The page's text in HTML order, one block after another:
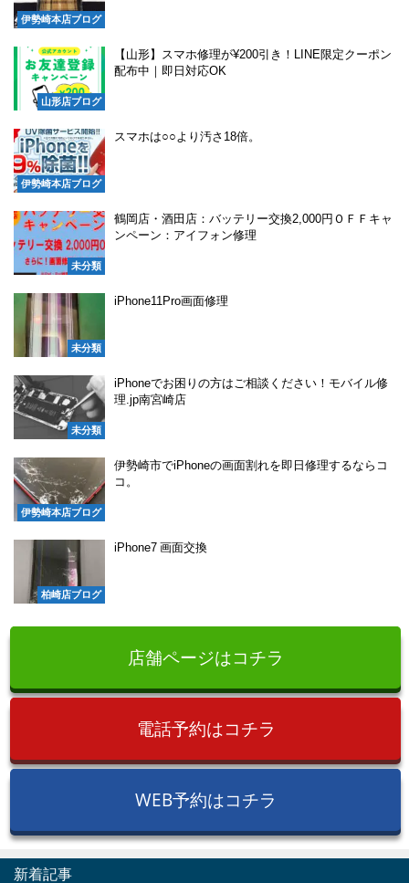
伊勢崎本店ブログ
山形店ブログ
【山形】スマホ修理が¥200引き！LINE限定クーポン
配布中｜即日対応OK
伊勢崎本店ブログ
スマホは○○より汚さ18倍。
未分類
鶴岡店・酒田店：バッテリー交換2,000円ＯＦＦキャ
ンペーン：アイフォン修理
未分類
iPhone11Pro画面修理
未分類
iPhoneでお困りの方はご相談ください！モバイル修
理.jp南宮崎店
伊勢崎本店ブログ
伊勢崎市でiPhoneの画面割れを即日修理するならコ
コ。
柏崎店ブログ
iPhone7 画面交換
店舗ページはコチラ
電話予約はコチラ
WEB予約はコチラ
新着記事